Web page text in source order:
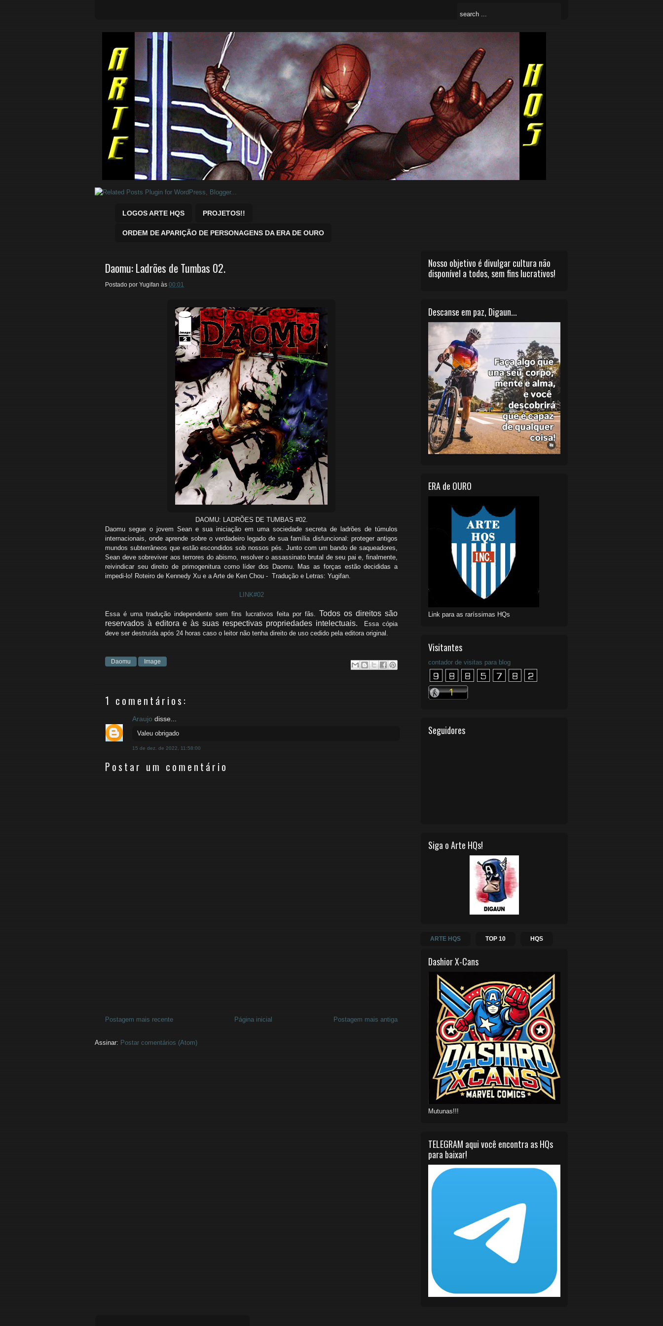
Quadrinhos Marvel e DC para baixar.
LOGOS ARTE HQS PROJETOS!!
ORDEM DE APARIÇÃO DE PERSONAGENS DA ERA DE OURO
Daomu: Ladrões de Tumbas 02.
Postado por Yugifan às 00:01
DAOMU: LADRÕES DE TUMBAS #02.
Daomu segue o jovem Sean e sua iniciação em uma sociedade secreta de ladrões de túmulos
internacionais, onde aprende sobre o verdadeiro legado de sua família disfuncional: proteger antigos
mundos subterrâneos que estão escondidos sob nossos pés. Junto com um bando de saqueadores,
Sean deve sobreviver aos terrores do abismo, resolver o assassinato brutal de seu pai e, finalmente,
reivindicar seu direito de primogenitura como líder dos Daomu. Mas as forças estão decididas a
impedi-lo! Roteiro de Kennedy Xu e a Arte de Ken Chou - Tradução e Letras: Yugifan.
LINK#02
Essa é uma tradução independente sem fins lucrativos feita por fãs. Todos os direitos são
reservados à editora e às suas respectivas propriedades intelectuais.
Essa cópia
deve ser destruída após 24 horas caso o leitor não tenha direito de uso cedido pela editora original.
Daomu Image
1 comentários:
Araujo disse...
Valeu obrigado
15 de dez. de 2022, 11:58:00
Postar um comentário
Postagem mais recente Postagem mais antiga
Página inicial
Assinar: Postar comentários (Atom)
Nosso objetivo é divulgar cultura não
disponível a todos, sem fins lucrativos!
Descanse em paz, Digaun...
ERA de OURO
Link para as raríssimas HQs
Visitantes
contador de visitas para blog
Seguidores
Siga o Arte HQs!
ARTE HQS TOP 10 HQS
Dashior X-Cans
Mutunas!!!
TELEGRAM aqui você encontra as HQs
para baixar!